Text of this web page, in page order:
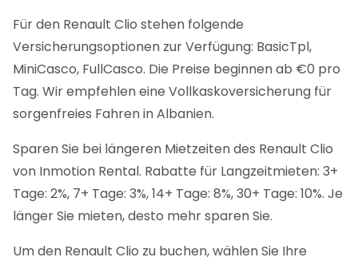
Für den Renault Clio stehen folgende
Versicherungsoptionen zur Verfügung: BasicTpl,
MiniCasco, FullCasco. Die Preise beginnen ab €0 pro
Tag. Wir empfehlen eine Vollkaskoversicherung für
sorgenfreies Fahren in Albanien.
Sparen Sie bei längeren Mietzeiten des Renault Clio
von Inmotion Rental. Rabatte für Langzeitmieten: 3+
Tage: 2%, 7+ Tage: 3%, 14+ Tage: 8%, 30+ Tage: 10%. Je
länger Sie mieten, desto mehr sparen Sie.
Um den Renault Clio zu buchen, wählen Sie Ihre